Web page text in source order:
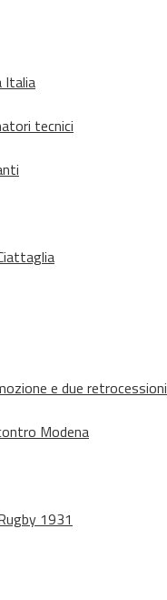
Italia
tecnici
e due retrocessioni
Modena
1931